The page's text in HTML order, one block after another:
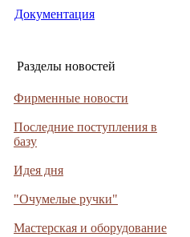
Документация
Разделы новостей
Фирменные новости
Последние поступления в
базу
Идея дня
"Очумелые ручки"
Мастерская и оборудование